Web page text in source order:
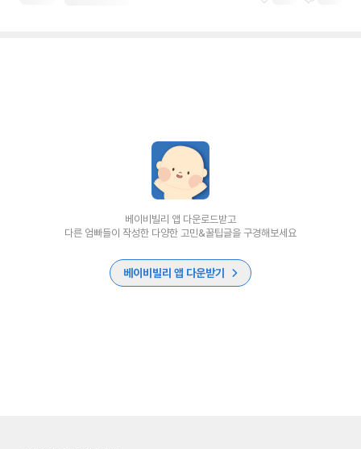
베이비빌리 앱 다운로드받고
다른 엄빠들이 작성한 다양한 고민&꿀팁글을 구경해보세요
베이비빌리 앱 다운받기